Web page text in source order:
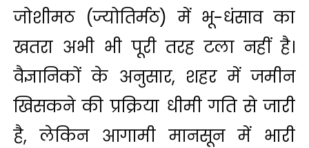
जोशीमठ (ज्योतिर्मठ) में भू-धंसाव का
खतरा अभी भी पूरी तरह टला नहीं है।
वैज्ञानिकों के अनुसार, शहर में जमीन
खिसकने की प्रक्रिया धीमी गति से जारी
है, लेकिन आगामी मानसून में भारी